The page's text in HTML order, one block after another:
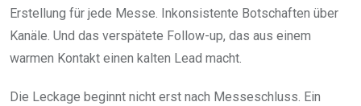
Erstellung für jede Messe. Inkonsistente Botschaften über
Kanäle. Und das verspätete Follow-up, das aus einem
warmen Kontakt einen kalten Lead macht.
Die Leckage beginnt nicht erst nach Messeschluss. Ein